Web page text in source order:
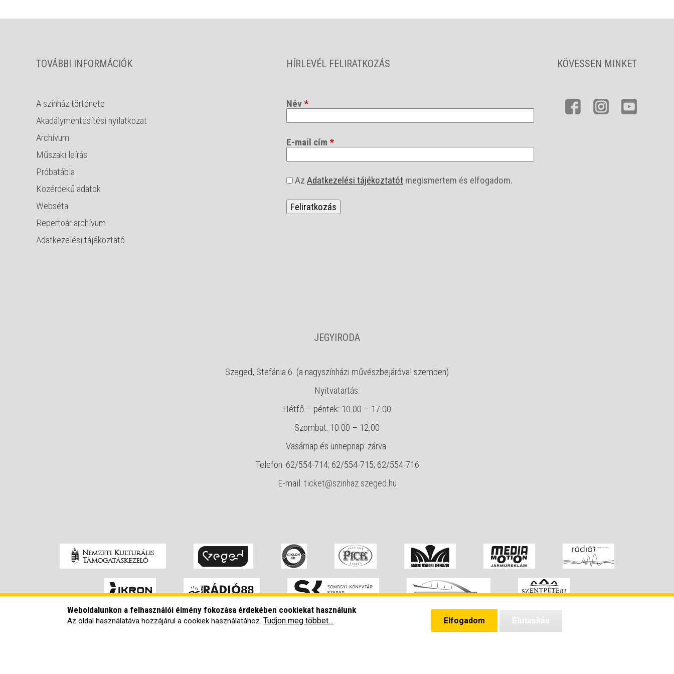
TOVÁBBI INFORMÁCIÓK
A színház története
Akadálymentesítési nyilatkozat
Archívum
Műszaki leírás
Próbatábla
Közérdekű adatok
Webséta
Repertoár archívum
Adatkezelési tájékoztató
HÍRLEVÉL FELIRATKOZÁS
Név*
E-mail cím *
a
z
Az Adatkezelési tájékoztatót megismertem és elfogadom.
KÖVESSEN MINKET
JEGYIRODA
Szeged, Stefánia 6. (a nagyszínházi művészbejáróval szemben)
Nyitvatartás:
Hétfő – péntek: 10.00 – 17.00
Szombat: 10.00 – 12.00
Vasárnap és ünnepnap: zárva.
Telefon: 62/554-714; 62/554-715; 62/554-716
E-mail: ticket@szinhaz.szeged.hu
Weboldalunkon a felhasználói élmény fokozása érdekében cookiekat használunk
Az oldal használatáva hozzájárul a cookiek használatához. Tudjon meg többet… Elfogadom Elutasítás